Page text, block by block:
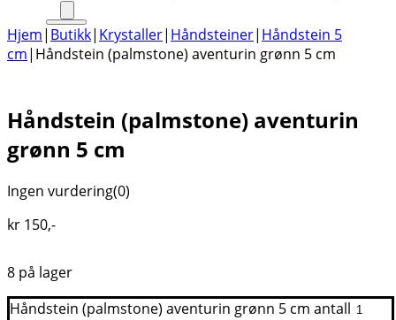
Hjem| Butikk| Krystaller| Håndsteiner| Håndstein 5
cm| Håndstein (palmstone) aventurin grønn 5 cm
Håndstein (palmstone) aventurin
grønn 5 cm
Ingen vurdering(0)
kr 150,-
8 på lager
Håndstein (palmstone) aventurin grønn 5 cm antall